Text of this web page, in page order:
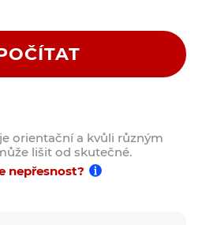
orientační a kvůli různým
lišit od skutečné.
nepřesnost?